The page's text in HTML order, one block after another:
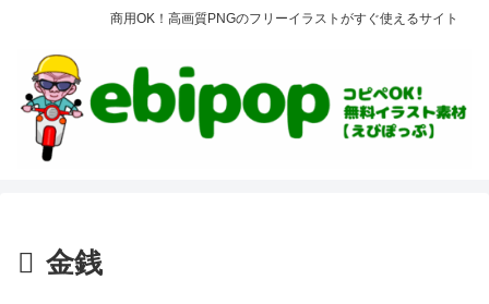
商用OK！高画質PNGのフリーイラストがすぐ使えるサイト
金銭